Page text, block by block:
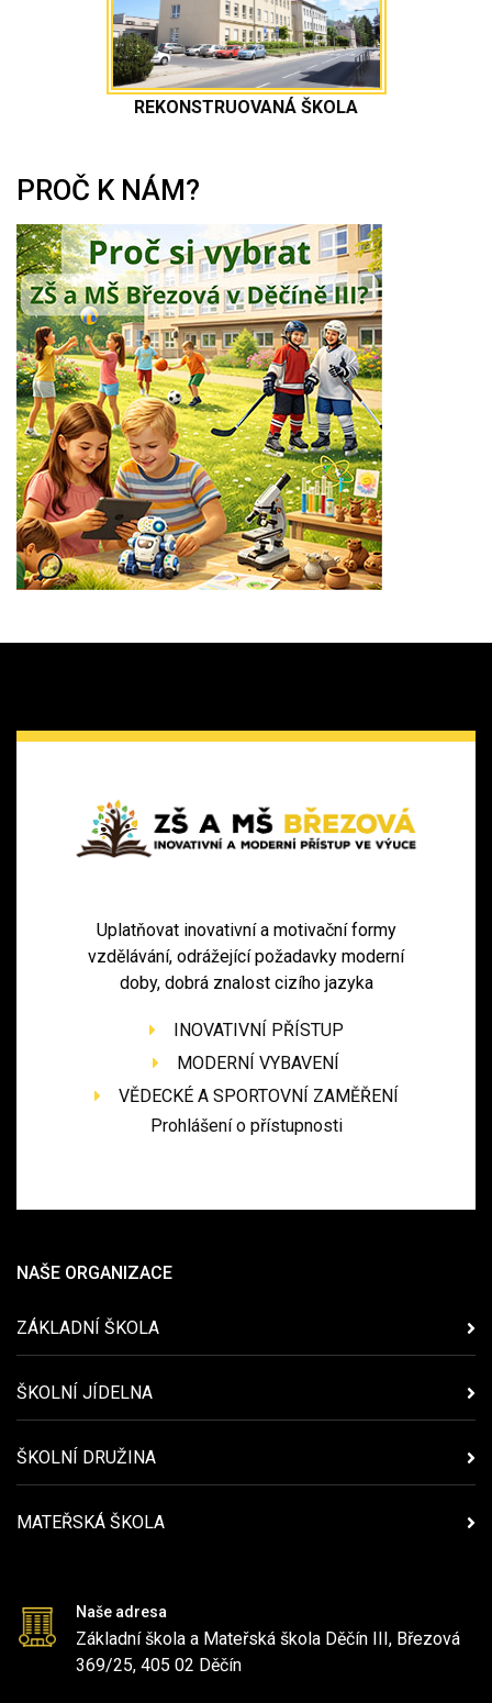
REKONSTRUOVANÁ ŠKOLA
PROČ K NÁM?
NAŠE ORGANIZACE
ZÁKLADNÍ ŠKOLA
ŠKOLNÍ JÍDELNA
ŠKOLNÍ DRUŽINA
MATEŘSKÁ ŠKOLA
Uplatňovat inovativní a motivační formy
vzdělávání, odrážející požadavky moderní
doby, dobrá znalost cizího jazyka
INOVATIVNÍ PŘÍSTUP
MODERNÍ VYBAVENÍ
VĚDECKÉ A SPORTOVNÍ ZAMĚŘENÍ
Prohlášení o přístupnosti
Naše adresa
Základní škola a Mateřská škola Děčín III, Březová
369/25, 405 02 Děčín